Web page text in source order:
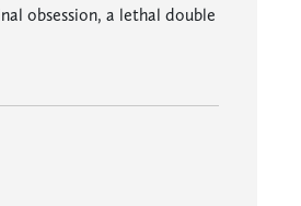
obsession, a lethal double